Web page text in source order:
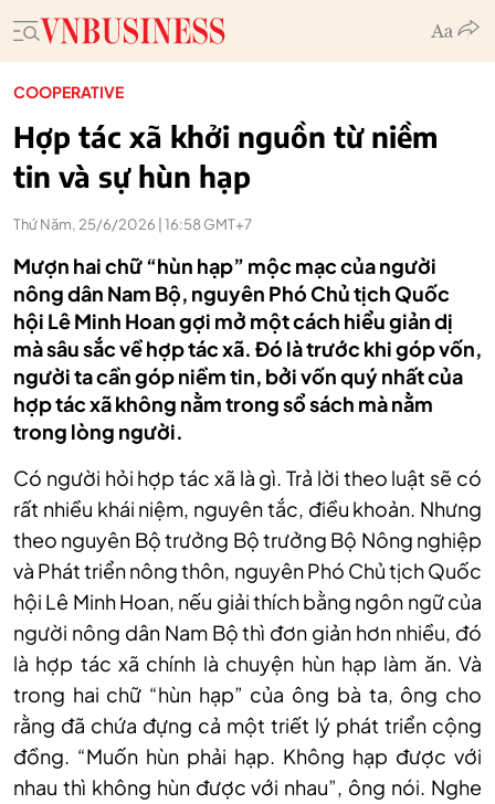
COOPERATIVE
Hợp tác xã khởi nguồn từ niềm
tin và sự hùn hạp
Thứ Năm, 25/6/2026 | 16:58 GMT+7
Mượn hai chữ “hùn hạp” mộc mạc của người
nông dân Nam Bộ, nguyên Phó Chủ tịch Quốc
hội Lê Minh Hoan gợi mở một cách hiểu giản dị
mà sâu sắc về hợp tác xã. Đó là trước khi góp vốn,
người ta cần góp niềm tin, bởi vốn quý nhất của
hợp tác xã không nằm trong sổ sách mà nằm
trong lòng người.
Có người hỏi hợp tác xã là gì. Trả lời theo luật sẽ có
rất nhiều khái niệm, nguyên tắc, điều khoản. Nhưng
theo nguyên Bộ trưởng Bộ trưởng Bộ Nông nghiệp
và Phát triển nông thôn, nguyên Phó Chủ tịch Quốc
hội Lê Minh Hoan, nếu giải thích bằng ngôn ngữ của
người nông dân Nam Bộ thì đơn giản hơn nhiều, đó
là hợp tác xã chính là chuyện hùn hạp làm ăn. Và
trong hai chữ “hùn hạp” của ông bà ta, ông cho
rằng đã chứa đựng cả một triết lý phát triển cộng
đồng. “Muốn hùn phải hạp. Không hạp được với
nhau thì không hùn được với nhau”, ông nói. Nghe